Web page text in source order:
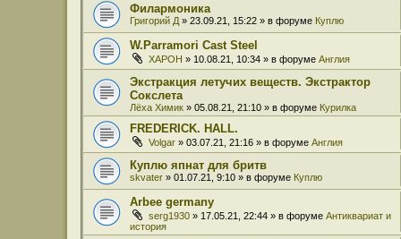
Филармоника
Григорий Д » 23.09.21, 15:22 » в форуме Куплю
W.Parramori Cast Steel
XAPOH » 10.08.21, 10:34 » в форуме Англия
Экстракция летучих веществ. Экстрактор
Сокслета
Лёха Химик » 05.08.21, 21:10 » в форуме Курилка
FREDERICK. HALL.
Volgar » 03.07.21, 21:16 » в форуме Англия
Куплю япнат для бритв
skvater » 01.07.21, 9:10 » в форуме Куплю
Arbee germany
serg1930 » 17.05.21, 22:44 » в форуме Антиквариат и
история